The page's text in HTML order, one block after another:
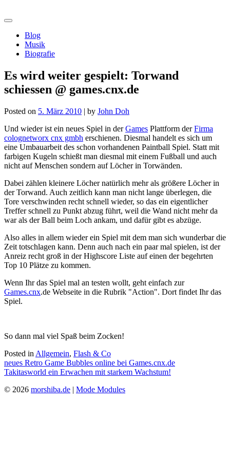
to
Blog
Musik
Biografie
Es wird weiter gespielt: Torwand
schiessen @ games.cnx.de
Posted on 5. März 2010 | by John Doh
Und wieder ist ein neues Spiel in derGames Plattform derFirma
colognetworx cnx gmbh erschienen. Diesmal handelt es sich um
eine Umbauarbeit des schon vorhandenen Paintball Spiel. Statt mit
farbigen Kugeln schießt man diesmal mit einem Fußball und auch
nicht auf Menschen sondern auf Löcher in Torwänden.
Dabei zählen kleinere Löcher natürlich mehr als größere Löcher in
der Torwand. Auch zeitlich kann man nicht lange überlegen, die
Tore verschwinden recht schnell wieder, so das ein eigentlicher
Treffer schnell zu Punkt abzug führt, weil die Wand nicht mehr da
war als der Ball beim Loch ankam, und dafür gibt es abzüge.
Also alles in allem wieder ein Spiel mit dem man sich wunderbar die
Zeit totschlagen kann. Denn auch nach ein paar mal spielen, ist der
Anreiz recht groß in der Highscore Liste auf einen der begehrten
Top 10 Plätze zu kommen.
Wenn Ihr das Spiel mal an testen wollt, geht einfach zur
Games.cnx.de Webseite in die Rubrik "Action". Dort findet Ihr das
Spiel.
So dann mal viel Spaß beim Zocken!
Posted in Allgemein, Flash & Co
Beitragsnavigation
neues Retro Game Bubbles online bei Games.cnx.de
Takitasworld ein Erwachen mit starkem Wachstum!
© 2026 morshiba.de | Mode Modules